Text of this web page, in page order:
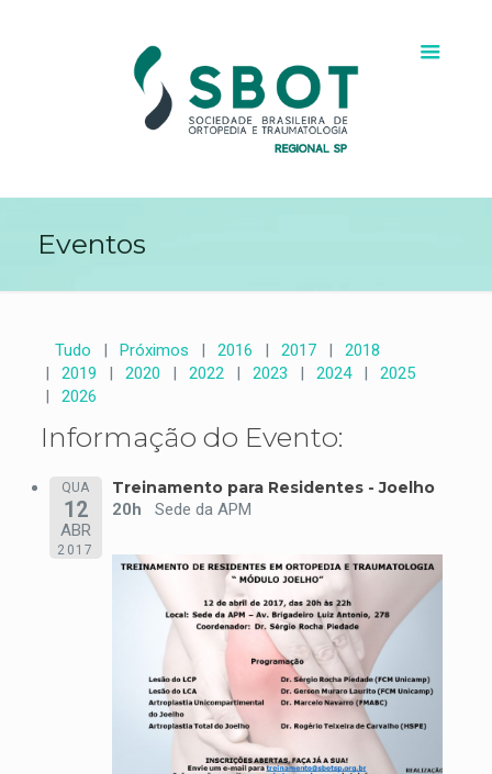
Eventos
Tudo Próximos 2016 2017
2018
2019
2020 2022 2023 2024
2025
2026
Informação do Evento:
QUA
12
ABR
2017
Treinamento para Residentes - Joelho
20h
Sede da APM